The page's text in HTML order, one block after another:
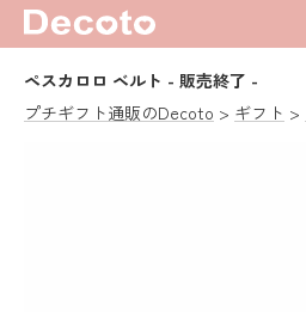
ペスカロロ ベルト - 販売終了 -
プチギフト通販のDecoto
ギフト